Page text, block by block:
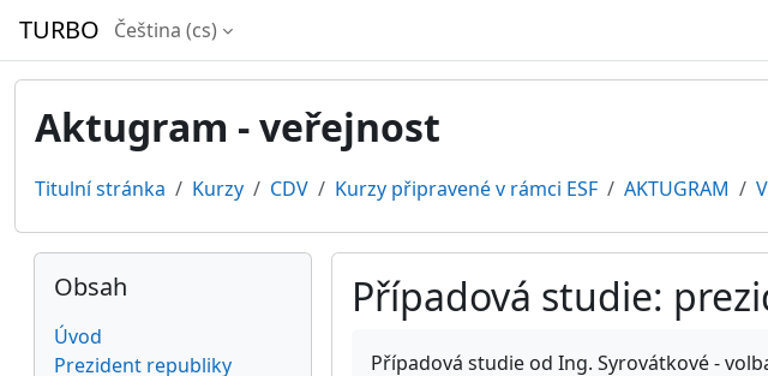
Přejít k hlavnímu obsahu
TURBO Čeština ‎(cs)‎
Aktugram - veřejnost
Titulní stránka Kurzy CDV Kurzy připravené v rámci ESF AKTUGRAM
Případová studie:
Případová studie od Ing. Syrovátkové -
Bloky
Přeskočit: Obsah
Obsah
Úvod
Prezident republiky